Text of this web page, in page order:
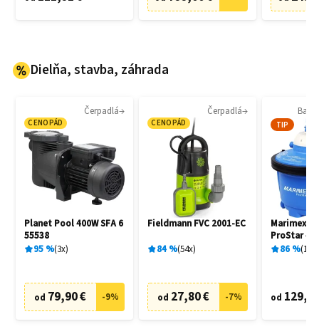
Dielňa, stavba, záhrada
Čerpadlá
CENOPÁD
Planet Pool 400W SFA 6
55538
95% 3x
od 79,90 € -9%
Čerpadlá
CENOPÁD
Fieldmann FVC 2001-EC
84% 54x
od 27,80 € -7%
TIP
Marimex
ProStar 4
filtrácia
86% 136
od